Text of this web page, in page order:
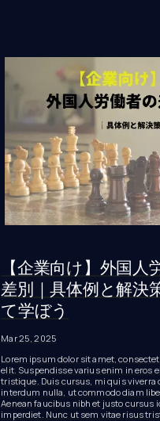
【企業向け】外国人
差別｜具体例と解決
て学ぼう
Mar 25, 2025
Lorem ipsum dolor sit amet,
elit. Suspendisse varius enim in eros
tristique. Duis cursus, mi quis viverra
interdum nulla, ut commodo diam
Aenean faucibus nibh et justo cursus
imperdiet. Nunc ut sem vitae risus